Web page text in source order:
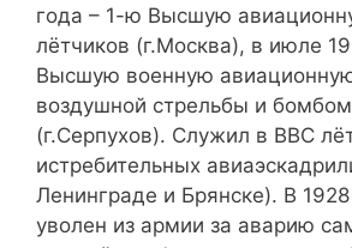
года – 1-ю Высшую
лётчиков (г.Москва), в июле
Высшую военную
воздушной стрельбы и
(г.Серпухов). Служил в ВВС
истребительных
Ленинграде и Брянске). В
уволен из армии за аварию